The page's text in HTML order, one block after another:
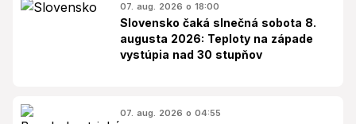
07. aug. 2026 o 18:00
Slovensko čaká slnečná sobota 8.
augusta 2026: Teploty na západe
vystúpia nad 30 stupňov
07. aug. 2026 o 04:55